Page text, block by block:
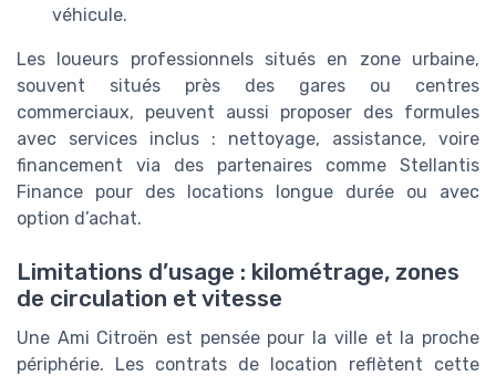
véhicule.
Les loueurs professionnels situés en zone urbaine,
souvent situés près des gares ou centres
commerciaux, peuvent aussi proposer des formules
avec services inclus : nettoyage, assistance, voire
financement via des partenaires comme Stellantis
Finance pour des locations longue durée ou avec
option d’achat.
Limitations d’usage : kilométrage, zones
de circulation et vitesse
Une Ami Citroën est pensée pour la ville et la proche
périphérie. Les contrats de location reflètent cette